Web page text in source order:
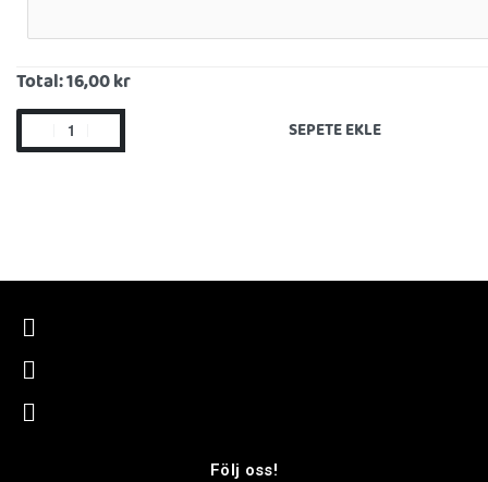
Total:16,00 kr
SEPETE EKLE
Följ oss!